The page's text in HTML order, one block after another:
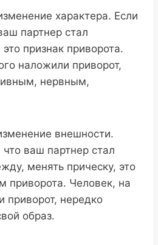
характера. Если
партнер стал
признак приворота.
наложили приворот,
нервным,
внешности.
ваш партнер стал
менять прическу, это
приворота. Человек, на
приворот, нередко
образ.